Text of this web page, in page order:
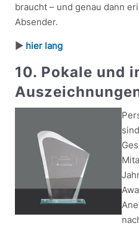
braucht – und genau dann
Absender.
► hier lang
10. Pokale und